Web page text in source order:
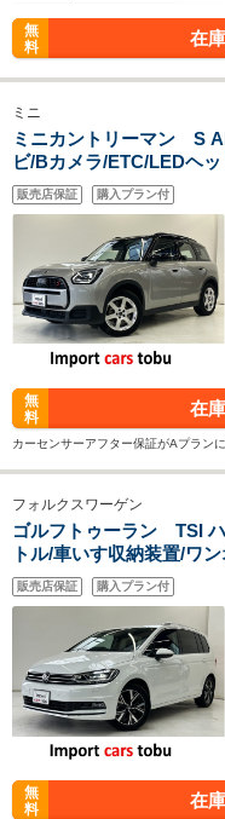
無
料
在
ミニ
ミニカントリーマン S
ビ/Bカメラ/ETC/LEDヘ
アクティブクルーズコン
シートヒーター/ステアリ
販売店保証 購入プラン付
無
料
在
カーセンサーアフター保証がAプラン
フォルクスワーゲン
ゴルフトゥーラン TSI
トル/車いす収納装置/ワ
ヘッドライト/デジタルコ
クルーズコントロール/前
販売店保証 購入プラン付
無
料
在